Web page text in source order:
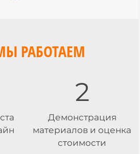
РАБОТАЕМ
2
Демонстрация
материалов и оценка
стоимости